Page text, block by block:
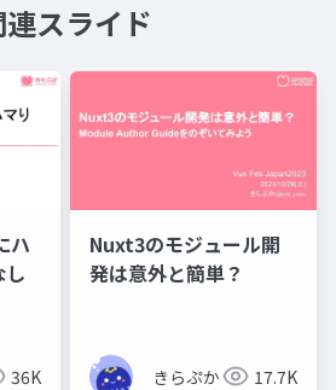
連スライド
ハ
し
36K
Nuxt3のモジュール開
発は意外と簡単？
きらぷか 17.7K